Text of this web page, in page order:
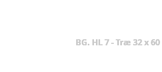
BG. HL 7 - Træ 32 x 60